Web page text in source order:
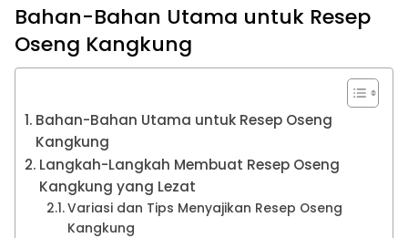
Bahan-Bahan Utama untuk Resep
Oseng Kangkung
Bahan-Bahan Utama untuk Resep Oseng
Kangkung
Langkah-Langkah Membuat Resep Oseng
Kangkung yang Lezat
Variasi dan Tips Menyajikan Resep Oseng
Kangkung